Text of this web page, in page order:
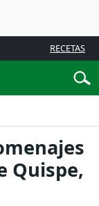
RECETAS
Quispe,